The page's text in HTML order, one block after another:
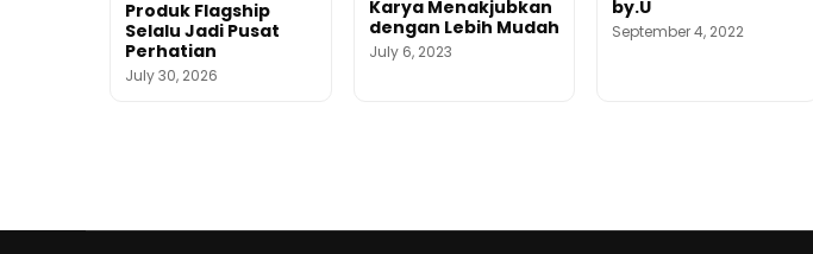
Produk Flagship
Selalu Jadi Pusat
Perhatian
July 30, 2026
Karya Menakjubkan
dengan Lebih Mudah
July 6, 2023
by.U
September 4, 2022